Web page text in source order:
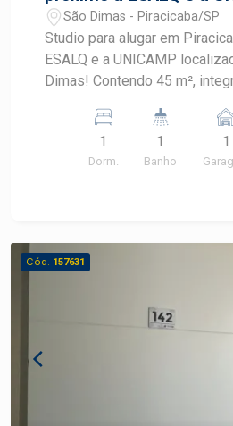
localizado no bairro
São Dimas - Piracicaba/SP
Studio para alugar em
ESALQ e a UNICAMP
Dimas! Contendo 45 m²,
condicionado, cozinha com
área de serviço, e 01 vaga de
condomínio oferece espaço
1
Dorm.
1
Banho
1
Cód. 157631